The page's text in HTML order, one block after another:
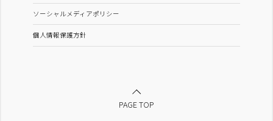
ソーシャルメディアポリシー
個人情報保護方針
PAGE TOP